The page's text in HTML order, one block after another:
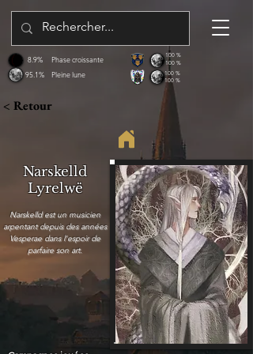
95.1%
8.9%
Pleine lune
Phase croissante
100 %
100 %
100 %
100 %
< Retour
Narskelld
Lyrelwë
Narskelld est un musicien
arpentant depuis des années
Vesperae dans l'espoir de
parfaire son art.